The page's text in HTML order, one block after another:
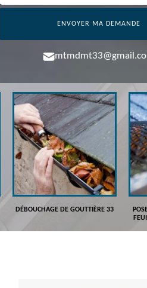
DÉBOUCHAGE DE GOUTTIÈRE 33